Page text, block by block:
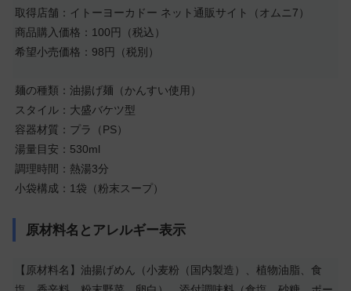
取得店舗：イトーヨーカドー ネット通販サイト（オムニ7）
商品購入価格：100円（税込）
希望小売価格：98円（税別）
麺の種類：油揚げ麺（かんすい使用）
スタイル：大盛バケツ型
容器材質：プラ（PS）
湯量目安：530ml
調理時間：熱湯3分
小袋構成：1袋（粉末スープ）
原材料名とアレルギー表示
【原材料名】油揚げめん（小麦粉（国内製造）、植物油脂、食